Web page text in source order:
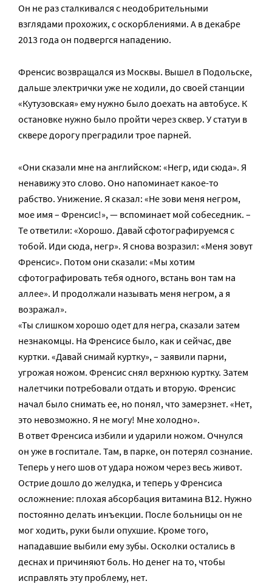
Он не раз сталкивался с неодобрительными
взглядами прохожих, с оскорблениями. А в декабре
2013 года он подвергся нападению.
Френсис возвращался из Москвы. Вышел в Подольске,
дальше электрички уже не ходили, до своей станции
«Кутузовская» ему нужно было доехать на автобусе. К
остановке нужно было пройти через сквер. У статуи в
сквере дорогу преградили трое парней.
«Они сказали мне на английском: «Негр, иди сюда». Я
ненавижу это слово. Оно напоминает какое-то
рабство. Унижение. Я сказал: «Не зови меня негром,
мое имя – Френсис!», — вспоминает мой собеседник. –
Те ответили: «Хорошо. Давай сфотографируемся с
тобой. Иди сюда, негр». Я снова возразил: «Меня зовут
Френсис». Потом они сказали: «Мы хотим
сфотографировать тебя одного, встань вон там на
аллее». И продолжали называть меня негром, а я
возражал».
«Ты слишком хорошо одет для негра, сказали затем
незнакомцы. На Френсисе было, как и сейчас, две
куртки. «Давай снимай куртку», – заявили парни,
угрожая ножом. Френсис снял верхнюю куртку. Затем
налетчики потребовали отдать и вторую. Френсис
начал было снимать ее, но понял, что замерзнет. «Нет,
это невозможно. Я не могу! Мне холодно».
В ответ Френсиса избили и ударили ножом. Очнулся
он уже в госпитале. Там, в парке, он потерял сознание.
Теперь у него шов от удара ножом через весь живот.
Острие дошло до желудка, и теперь у Френсиса
осложнение: плохая абсорбация витамина В12. Нужно
постоянно делать инъекции. После больницы он не
мог ходить, руки были опухшие. Кроме того,
нападавшие выбили ему зубы. Осколки остались в
деснах и причиняют боль. Но денег на то, чтобы
исправлять эту проблему, нет.